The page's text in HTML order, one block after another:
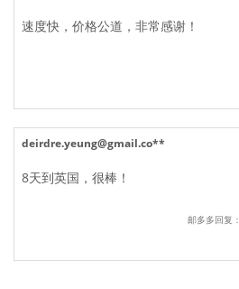
速度快，价格公道，非常感谢！
deirdre.yeung@gmail.co**
8天到英国，很棒！
邮多多回复：